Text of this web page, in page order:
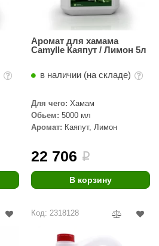
Аромат для хамама
Camylle Каяпут / Лимон 5л
в наличии (на складе)
Для чего: Хамам
Обьем: 5000 мл
Аромат: Каяпут, Лимон
22 706 i
В корзину
Код: 2318128